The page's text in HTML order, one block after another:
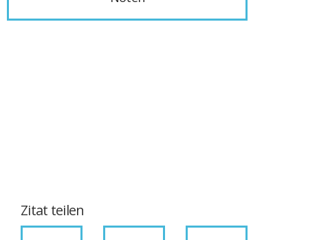
Zitat teilen